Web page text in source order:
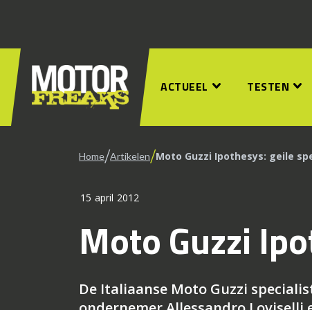
ACTUEEL TESTEN
Home/Artikelen/Moto Guzzi Ipothesys: geile
15 april 2012
Moto Guzzi
De Italiaanse Moto Guzzi